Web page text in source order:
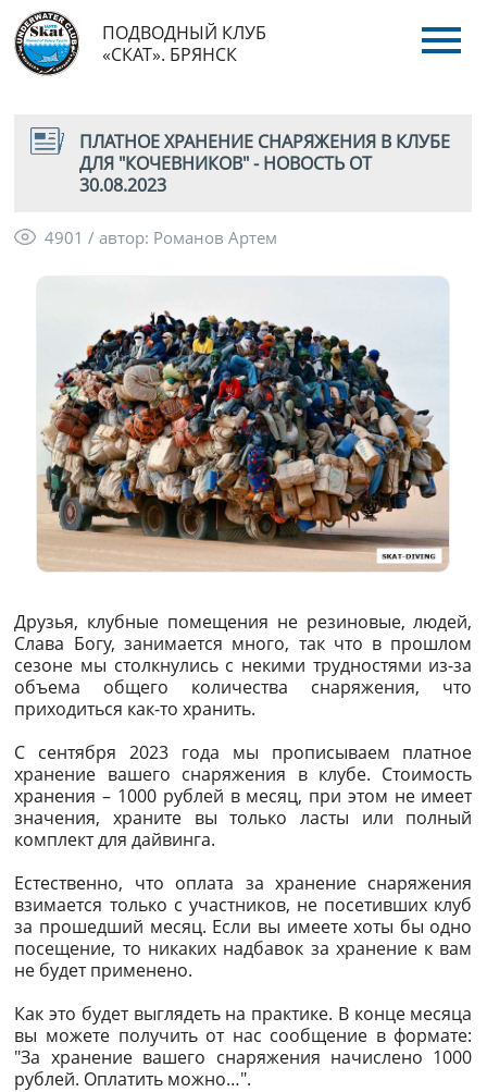
ПОДВОДНЫЙ КЛУБ
«СКАТ». БРЯНСК
ПЛАТНОЕ ХРАНЕНИЕ СНАРЯЖЕНИЯ В КЛУБЕ
ДЛЯ "КОЧЕВНИКОВ" - НОВОСТЬ ОТ
30.08.2023
4901 / автор: Романов Артем
Друзья, клубные помещения не резиновые, людей,
Слава Богу, занимается много, так что в прошлом
сезоне мы столкнулись с некими трудностями из-за
объема общего количества снаряжения, что
приходиться как-то хранить.
С сентября 2023 года мы прописываем платное
хранение вашего снаряжения в клубе. Стоимость
хранения – 1000 рублей в месяц, при этом не имеет
значения, храните вы только ласты или полный
комплект для дайвинга.
Естественно, что оплата за хранение снаряжения
взимается только с участников, не посетивших клуб
за прошедший месяц. Если вы имеете хоты бы одно
посещение, то никаких надбавок за хранение к вам
не будет применено.
Как это будет выглядеть на практике. В конце месяца
вы можете получить от нас сообщение в формате:
"За хранение вашего снаряжения начислено 1000
рублей. Оплатить можно…".